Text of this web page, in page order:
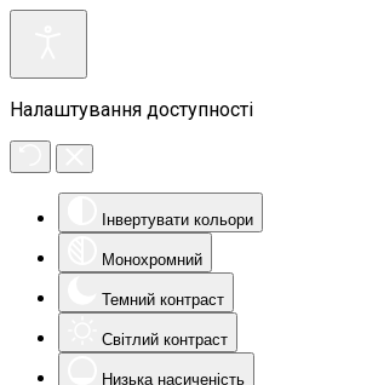
Налаштування доступності
Інвертувати кольори
Монохромний
Темний контраст
Світлий контраст
Низька насиченість